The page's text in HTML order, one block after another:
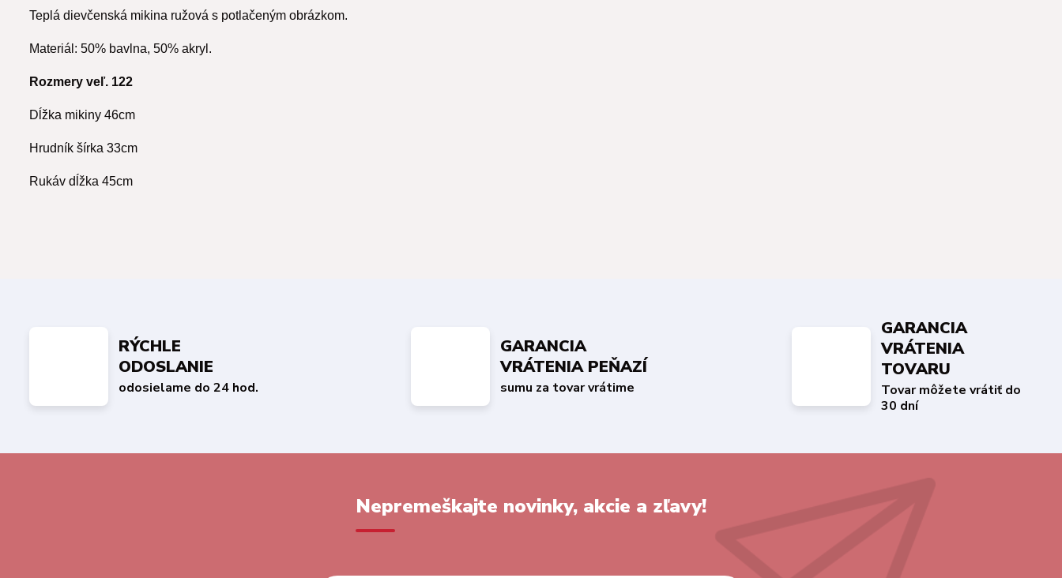
Teplá dievčenská mikina ružová s potlačeným obrázkom.
Materiál: 50% bavlna, 50% akryl.
Rozmery veľ. 122
Dĺžka mikiny 46cm
Hrudník šírka 33cm
Rukáv dĺžka 45cm
RÝCHLE
ODOSLANIE
odosielame do 24 hod.
GARANCIA
VRÁTENIA PEŇAZÍ
sumu za tovar vrátime
GARANCIA
VRÁTENIA
TOVARU
Tovar môžete vrátiť do
30 dní
Nepremeškajte novinky, akcie a zľavy!